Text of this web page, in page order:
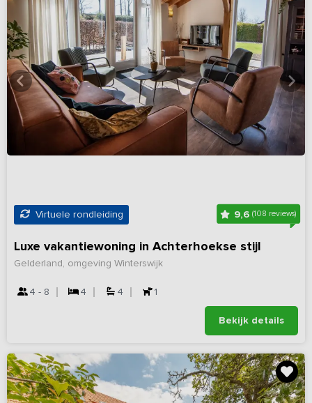
Virtuele rondleiding 9,6 (108 reviews)
Luxe vakantiewoning in Achterhoekse stijl
Gelderland, omgeving Winterswijk
4 - 8 4 4 1
Bekijk details